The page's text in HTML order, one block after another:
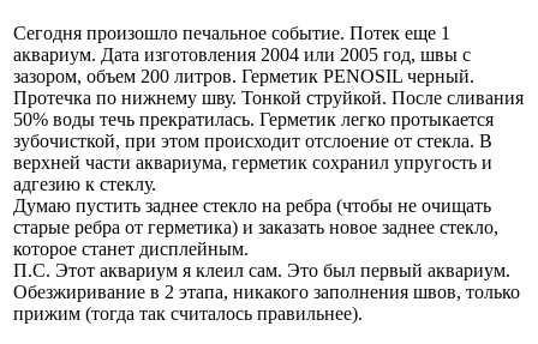
Сегодня произошло печальное событие. Потек еще 1
аквариум. Дата изготовления 2004 или 2005 год, швы с
зазором, объем 200 литров. Герметик PENOSIL черный.
Протечка по нижнему шву. Тонкой струйкой. После сливания
50% воды течь прекратилась. Герметик легко протыкается
зубочисткой, при этом происходит отслоение от стекла. В
верхней части аквариума, герметик сохранил упругость и
адгезию к стеклу.
Думаю пустить заднее стекло на ребра (чтобы не очищать
старые ребра от герметика) и заказать новое заднее стекло,
которое станет дисплейным.
П.С. Этот аквариум я клеил сам. Это был первый аквариум.
Обезжиривание в 2 этапа, никакого заполнения швов, только
прижим (тогда так считалось правильнее).